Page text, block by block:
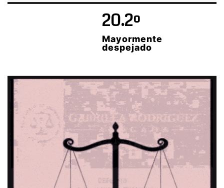
20.2º
Mayormente
despejado